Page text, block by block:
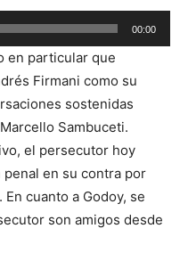
00:00
en particular que
Firmani como su
sostenidas
Sambuceti.
el persecutor hoy
en su contra por
cuanto a Godoy, se
son amigos desde